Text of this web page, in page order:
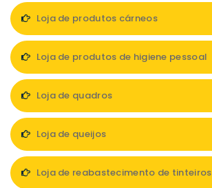
Loja de produtos cárneos
Loja de produtos de higiene pessoal
Loja de quadros
Loja de queijos
Loja de reabastecimento de tinteiros